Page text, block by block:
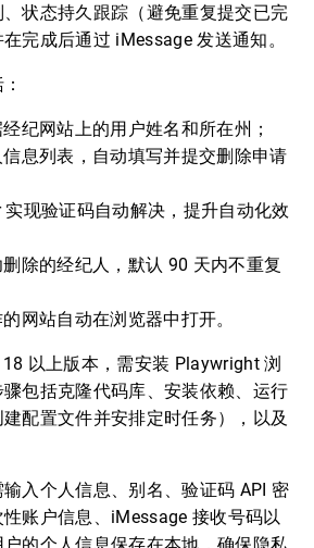
状态持久跟踪（避免重复提交已完
完成后通过 iMessage 发送通知。
纪网站上的用户姓名和所在州；
息列表，自动填写并提交删除申请
实现验证码自动解决，提升自动化效
除的经纪人，默认 90 天内不重复
网站自动在浏览器中打开。
以上版本，需安装 Playwright 浏
包括克隆代码库、安装依赖、运行
配置文件并安排定时任务），以及
入个人信息、别名、验证码 API 密
账户信息、iMessage 接收号码以